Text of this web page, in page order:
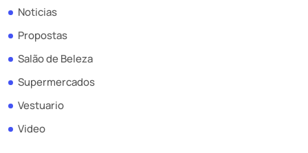
Noticias
Propostas
Salão de Beleza
Supermercados
Vestuario
Video